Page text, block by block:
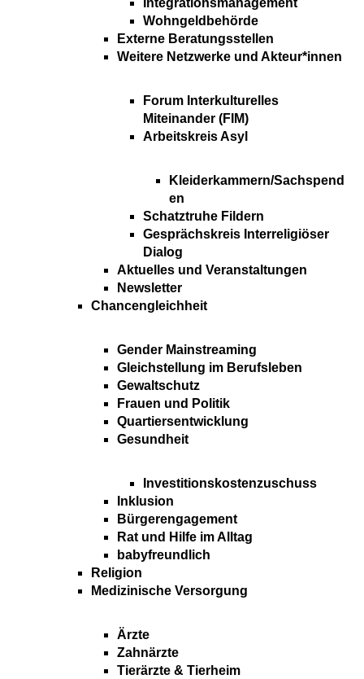
Integrationsmanagement
Wohngeldbehörde
Externe Beratungsstellen
Weitere Netzwerke und Akteur*innen
Forum Interkulturelles
Miteinander (FIM)
Arbeitskreis Asyl
Kleiderkammern/Sachspend
en
Schatztruhe Fildern
Gesprächskreis Interreligiöser
Dialog
Aktuelles und Veranstaltungen
Newsletter
Chancengleichheit
Gender Mainstreaming
Gleichstellung im Berufsleben
Gewaltschutz
Frauen und Politik
Quartiersentwicklung
Gesundheit
Investitionskostenzuschuss
Inklusion
Bürgerengagement
Rat und Hilfe im Alltag
babyfreundlich
Religion
Medizinische Versorgung
Ärzte
Zahnärzte
Tierärzte & Tierheim